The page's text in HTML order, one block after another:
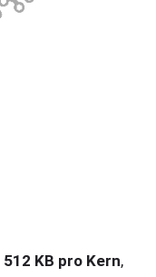
512 KB pro Kern,